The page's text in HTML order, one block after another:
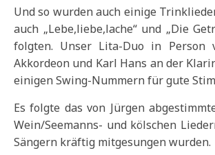
Und so wurden auch einige
auch „Lebe,liebe,lache“ und „Die
folgten. Unser Lita-Duo in Person
Akkordeon und Karl Hans an der
einigen Swing-Nummern für gute
Es folgte das von Jürgen
Wein/Seemanns- und kölschen
Sängern kräftig mitgesungen wurden.